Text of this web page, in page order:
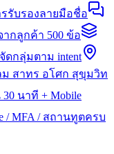
รับรองลายมือชื่อ
กลูกค้า 500 ข้อ
ดกลุ่มตาม intent
สาทร อโศก สุขุมวิท
นาที + Mobile
/ MFA / สถานทูตครบ